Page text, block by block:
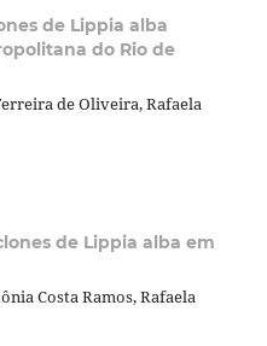
de Lippia alba
do Rio de
de Oliveira, Rafaela
de Lippia alba em
Costa Ramos, Rafaela